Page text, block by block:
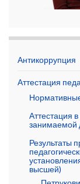
Антикоррупция
Аттестация
Аттестация
занимаемой
Результаты
высшей)